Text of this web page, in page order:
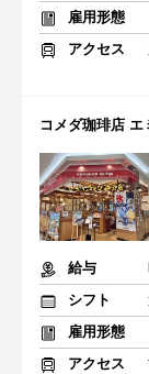
雇用形態
アクセス
コメダ珈琲店 エ
給与
シフト
雇用形態
アクセス